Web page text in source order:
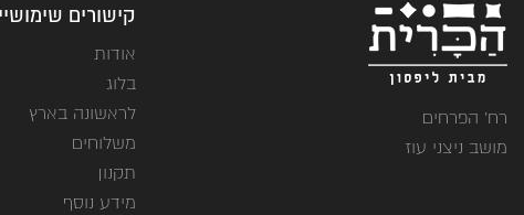
רח' הפרחים
מושב ניצני עוז
קישורים
אודות
בלוג
לראשונה בארץ
משלוחים
תקנון
מידע נוסף